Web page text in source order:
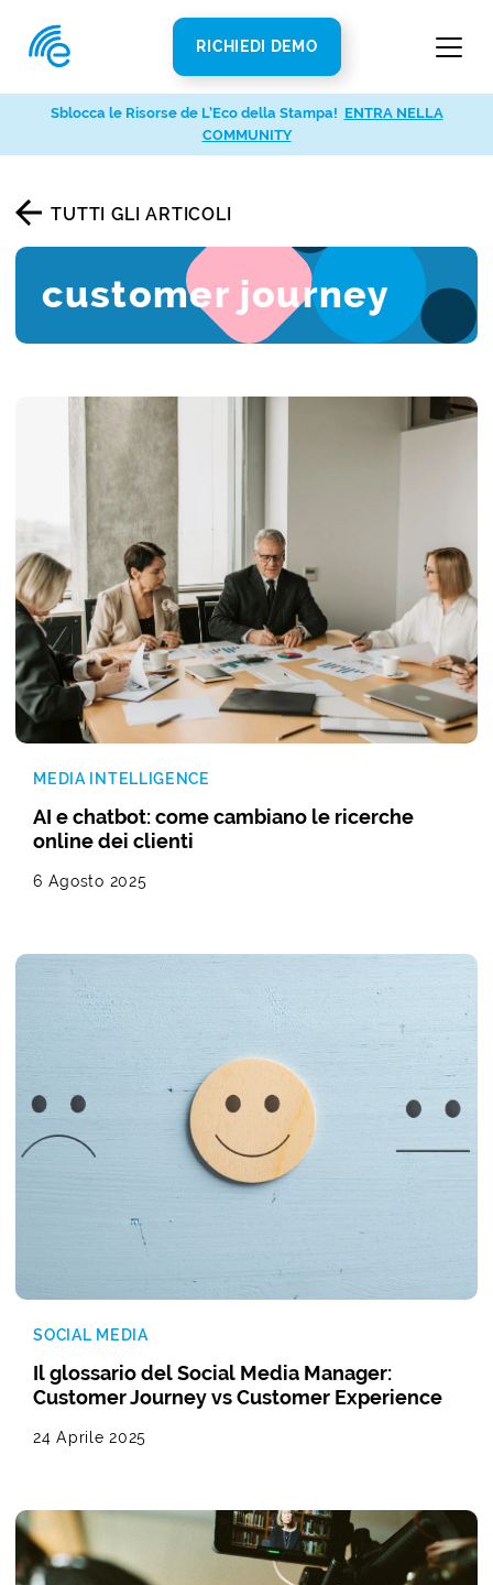
RICHIEDI DEMO
TUTTI GLI ARTICOLI
customer journey
MEDIA INTELLIGENCE
AI e chatbot: come cambiano le ricerche
online dei clienti
6 Agosto 2025
SOCIAL MEDIA
Il glossario del Social Media Manager:
Customer Journey vs Customer Experience
24 Aprile 2025
Sblocca le Risorse de L’Eco della Stampa! ENTRA NELLA
COMMUNITY